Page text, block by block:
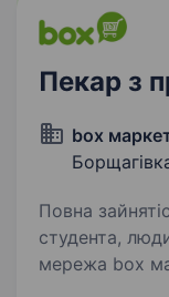
Пекар з
box
Повна
студента, людину з
мережа box